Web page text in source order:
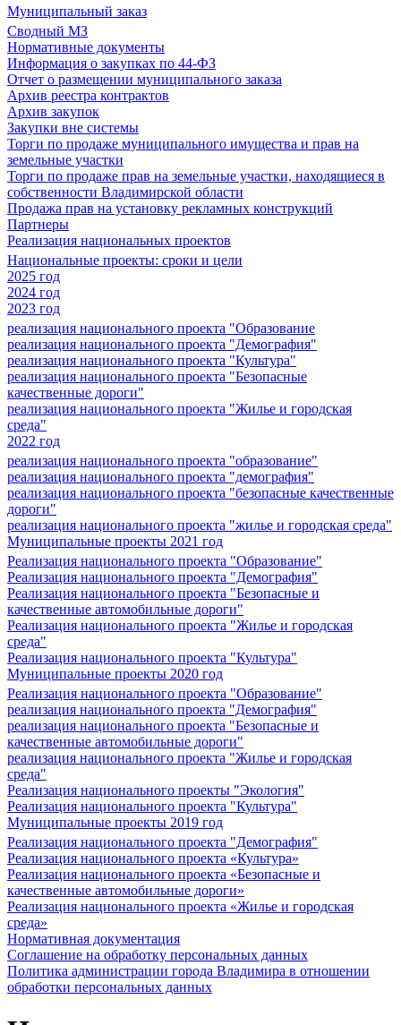
Муниципальный заказ
Сводный МЗ
Нормативные документы
Информация о закупках по 44-ФЗ
Отчет о размещении муниципального заказа
Архив реестра контрактов
Архив закупок
Закупки вне системы
Торги по продаже муниципального имущества и прав на
земельные участки
Торги по продаже прав на земельные участки, находящиеся в
собственности Владимирской области
Продажа прав на установку рекламных конструкций
Партнеры
Реализация национальных проектов
Национальные проекты: сроки и цели
2025 год
2024 год
2023 год
реализация национального проекта "Образование
реализация национального проекта "Демография"
реализация национального проекта "Культура"
реализация национального проекта "Безопасные
качественные дороги"
реализация национального проекта "Жилье и городская
среда"
2022 год
реализация национального проекта "образование"
реализация национального проекта "демография"
реализация национального проекта "безопасные качественные
дороги"
реализация национального проекта "жилье и городская среда"
Муниципальные проекты 2021 год
Реализация национального проекта "Образование"
Реализация национального проекта "Демография"
Реализация национального проекта "Безопасные и
качественные автомобильные дороги"
Реализация национального проекта "Жилье и городская
среда"
Реализация национального проекта "Культура"
Муниципальные проекты 2020 год
Реализация национального проекта "Образование"
реализация национального проекта "Демография"
реализация национального проекта "Безопасные и
качественные автомобильные дороги"
реализация национального проекта "Жилье и городская
среда"
Реализация национального проекты "Экология"
Реализация национального проекта "Культура"
Муниципальные проекты 2019 год
Реализация национального проекта "Демография"
Реализация национального проекта «Культура»
Реализация национального проекта «Безопасные и
качественные автомобильные дороги»
Реализация национального проекта «Жилье и городская
среда»
Нормативная документация
Соглашение на обработку персональных данных
Политика администрации города Владимира в отношении
обработки персональных данных